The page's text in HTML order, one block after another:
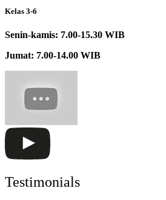
Kelas 3-6
Senin-kamis: 7.00-15.30 WIB
Jumat: 7.00-14.00 WIB
Testimonials